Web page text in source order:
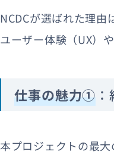
NCDCが選ばれた理由
ユーザー体験（UX）
仕事の魅力①
本プロジェクトの最